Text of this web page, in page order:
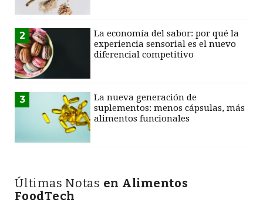
2
La economía del sabor: por qué la
experiencia sensorial es el nuevo
diferencial competitivo
3
La nueva generación de
suplementos: menos cápsulas, más
alimentos funcionales
Últimas Notas en Alimentos
FoodTech